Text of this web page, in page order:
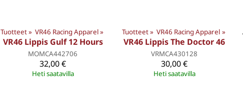
Tuotteet‪» VR46 Racing Apparel‪»
VR46 Lippis Gulf 12 Hours
MOMCA442706
32,00 €
Heti saatavilla
Tuotteet‪» VR46 Racing Apparel ‪»
VR46 Lippis The Doctor 46
VRMCA430128
30,00 €
Heti saatavilla
Tuotteet‪» VR46 Racing Apparel